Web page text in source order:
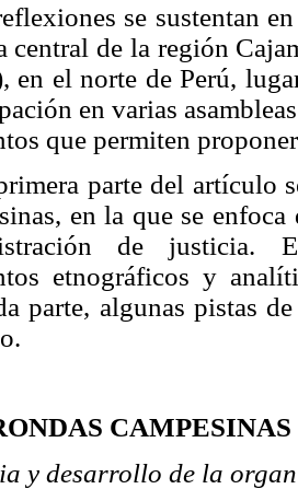
se sustentan
central de la región
en el norte de Perú,
en varias
que permiten
parte del artículo
en la que se
de justicia.
etnográficos y
parte, algunas pistas
y desarrollo de la